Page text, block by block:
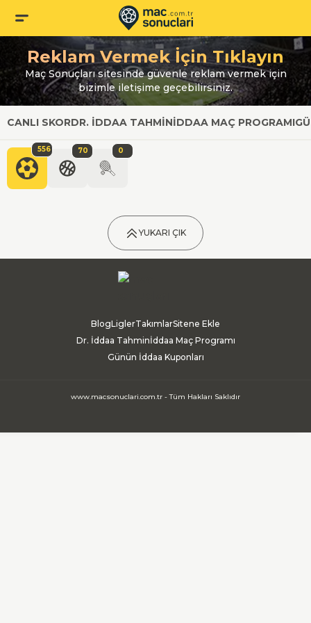
Reklam Vermek İçin Tıklayın
Maç Sonuçları sitesinde güvenle reklam vermek için
bizimle iletişime geçebilirsiniz.
CANLI SKORDR. İDDAA TAHMINİDDAA MAÇ PROGRAMI
556 70 0
YUKARI ÇIK
BlogLiglerTakımlarSitene Ekle
Dr. İddaa Tahminİddaa Maç Programı
Günün İddaa Kuponları
www.macsonuclari.com.tr - Tüm Hakları Saklıdır